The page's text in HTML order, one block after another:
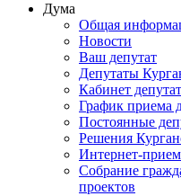
Дума
Общая
Новости
Ваш депутат
Депутаты
Кабинет
График приема
Постоянные
Решения
Интернет-
Собрание
проектов